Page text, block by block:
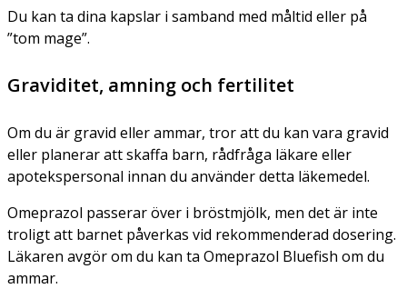
Du kan ta dina kapslar i samband med måltid eller på
”tom mage”.
Graviditet, amning och fertilitet
Om du är gravid eller ammar, tror att du kan vara gravid
eller planerar att skaffa barn, rådfråga läkare eller
apotekspersonal innan du använder detta läkemedel.
Omeprazol passerar över i bröstmjölk, men det är inte
troligt att barnet påverkas vid rekommenderad dosering.
Läkaren avgör om du kan ta Omeprazol Bluefish om du
ammar.